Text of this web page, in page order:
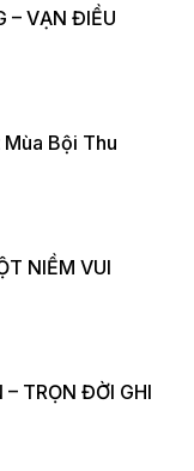
– VẠN ĐIỀU
Bội Thu
NIỀM VUI
TRỌN ĐỜI GHI